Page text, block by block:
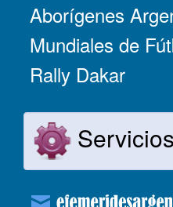
Aborígenes
Mundiales de
Rally Dakar
Servicios